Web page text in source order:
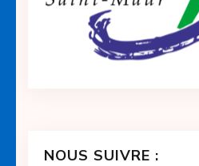
NOUS SUIVRE :